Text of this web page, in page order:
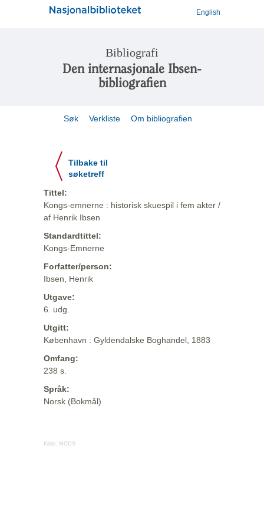
English
Bibliografi
Den internasjonale Ibsen-
bibliografien
Søk Verkliste Om bibliografien
Tilbake til
søketreff
Tittel:
Kongs-emnerne : historisk skuespil i fem akter /
af Henrik Ibsen
Standardtittel:
Kongs-Emnerne
Forfatter/person:
Ibsen, Henrik
Utgave:
6. udg.
Utgitt:
København : Gyldendalske Boghandel, 1883
Omfang:
238 s.
Språk:
Norsk (Bokmål)
Kilde: MODS